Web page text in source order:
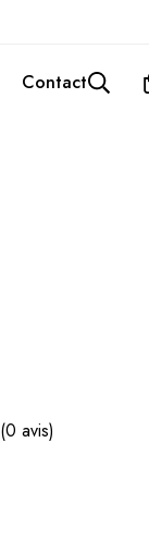
Contact
(0 avis)